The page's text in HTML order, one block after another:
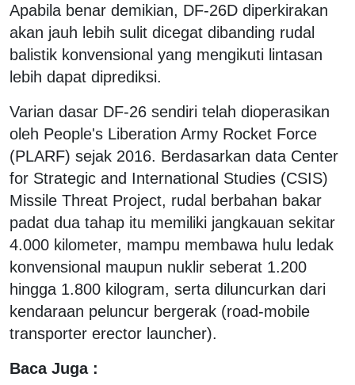
Apabila benar demikian, DF-26D diperkirakan
akan jauh lebih sulit dicegat dibanding rudal
balistik konvensional yang mengikuti lintasan
lebih dapat diprediksi.
Varian dasar DF-26 sendiri telah dioperasikan
oleh People's Liberation Army Rocket Force
(PLARF) sejak 2016. Berdasarkan data Center
for Strategic and International Studies (CSIS)
Missile Threat Project, rudal berbahan bakar
padat dua tahap itu memiliki jangkauan sekitar
4.000 kilometer, mampu membawa hulu ledak
konvensional maupun nuklir seberat 1.200
hingga 1.800 kilogram, serta diluncurkan dari
kendaraan peluncur bergerak (road-mobile
transporter erector launcher).
Baca Juga :